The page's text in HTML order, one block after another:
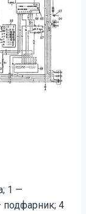
1 —
подфарник; 4